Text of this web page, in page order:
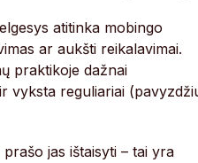
atitinka mobingo
ar aukšti reikalavimai.
praktikoje dažnai
vyksta reguliariai
jas ištaisyti – tai yra